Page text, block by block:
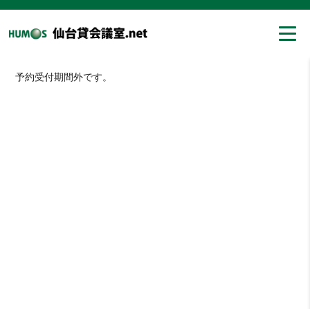
予約受付期間外です。